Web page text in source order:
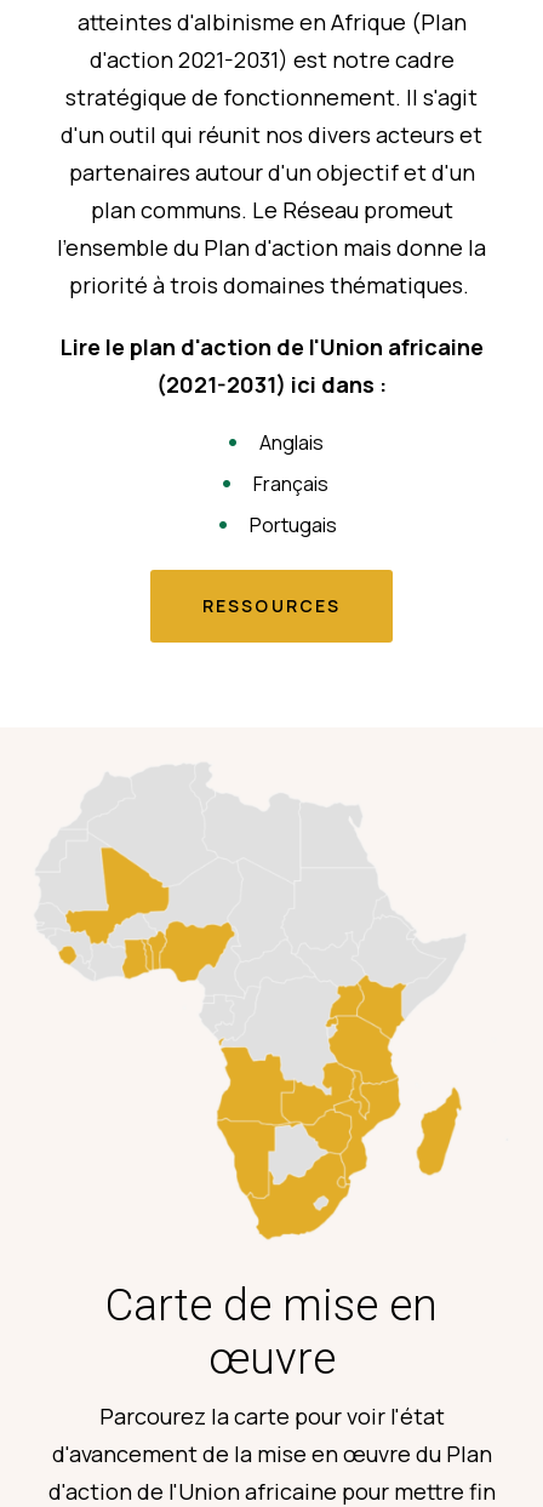
atteintes d'albinisme en Afrique (Plan
d'action 2021-2031) est notre cadre
stratégique de fonctionnement. Il s'agit
d'un outil qui réunit nos divers acteurs et
partenaires autour d'un objectif et d'un
plan communs. Le Réseau promeut
l'ensemble du Plan d'action mais donne la
priorité à trois domaines thématiques.
Lire le plan d'action de l'Union africaine
(2021-2031) ici dans :
Anglais
Français
Portugais
RESSOURCES
Carte de mise en
œuvre
Parcourez la carte pour voir l'état
d'avancement de la mise en œuvre du Plan
d'action de l'Union africaine pour mettre fin